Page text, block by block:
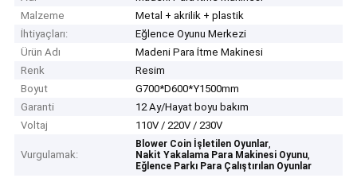
Malzeme
Metal + akrilik + plastik
İhtiyaçları:
Eğlence Oyunu Merkezi
Ürün Adı
Madeni Para İtme Makinesi
Renk
Resim
Boyut
G700*D600*Y1500mm
Garanti
12 Ay/Hayat boyu bakım
Voltaj
110V / 220V / 230V
Vurgulamak:
Blower Coin İşletilen Oyunlar,
Nakit Yakalama Para Makinesi Oyunu,
Eğlence Parkı Para Çalıştırılan Oyunlar